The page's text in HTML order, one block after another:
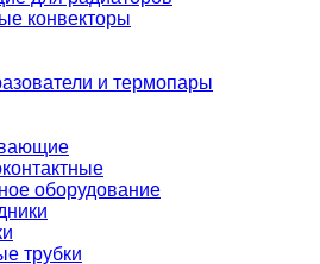
конвекторы
и термопары
оборудование
трубки